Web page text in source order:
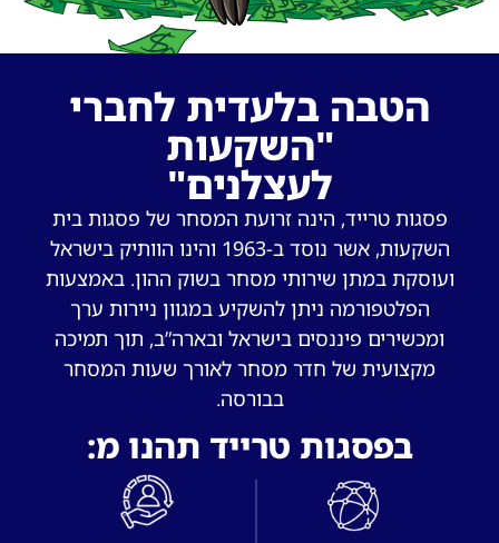
הטבה בלעדית לחברי
השקעות"
"לעצלנים
פסגות טרייד, הינה זרועת המסחר של פסגות בית
השקעות, אשר נוסד ב-1963 והינו הוותיק בישראל
ועוסקת במתן שירותי מסחר בשוק ההון. באמצעות
הפלטפורמה ניתן להשקיע במגוון ניירות ערך
ומכשירים פיננסים בישראל ובארה”ב, תוך תמיכה
מקצועית של חדר מסחר לאורך שעות המסחר
בבורסה.
בפסגות טרייד תהנו מ: